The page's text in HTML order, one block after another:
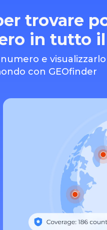
trovare
in tutto
e
con GEOfinder